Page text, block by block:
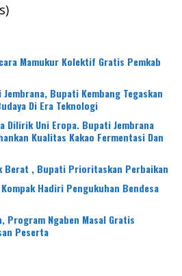
Mamukur Kolektif Gratis Pemkab
Bupati Kembang Tegaskan
Di Era Teknologi
Dilirik Uni Eropa. Bupati Jembrana
Kualitas Kakao Fermentasi Dan
Berat , Bupati Prioritaskan Perbaikan
Hadiri Pengukuhan Bendesa
Program Ngaben Masal Gratis
Peserta